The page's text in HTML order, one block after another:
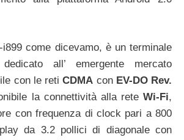
i899 come dicevamo, è un terminale
dedicato all’ emergente mercato
con le retiCDMA con EV-DO Rev.
la connettività alla rete Wi-Fi,
con frequenza di clock pari a 800
da 3.2 pollici di diagonale con